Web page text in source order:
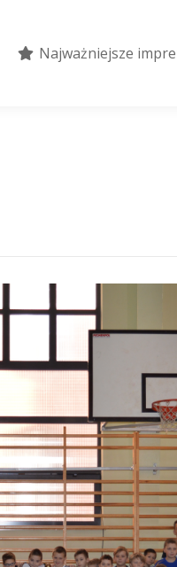
Najważniejsze
Najważniejsze